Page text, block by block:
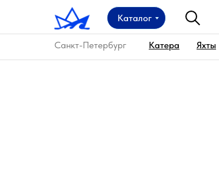
Катера Яхты
Санкт-Петербург
Каталог